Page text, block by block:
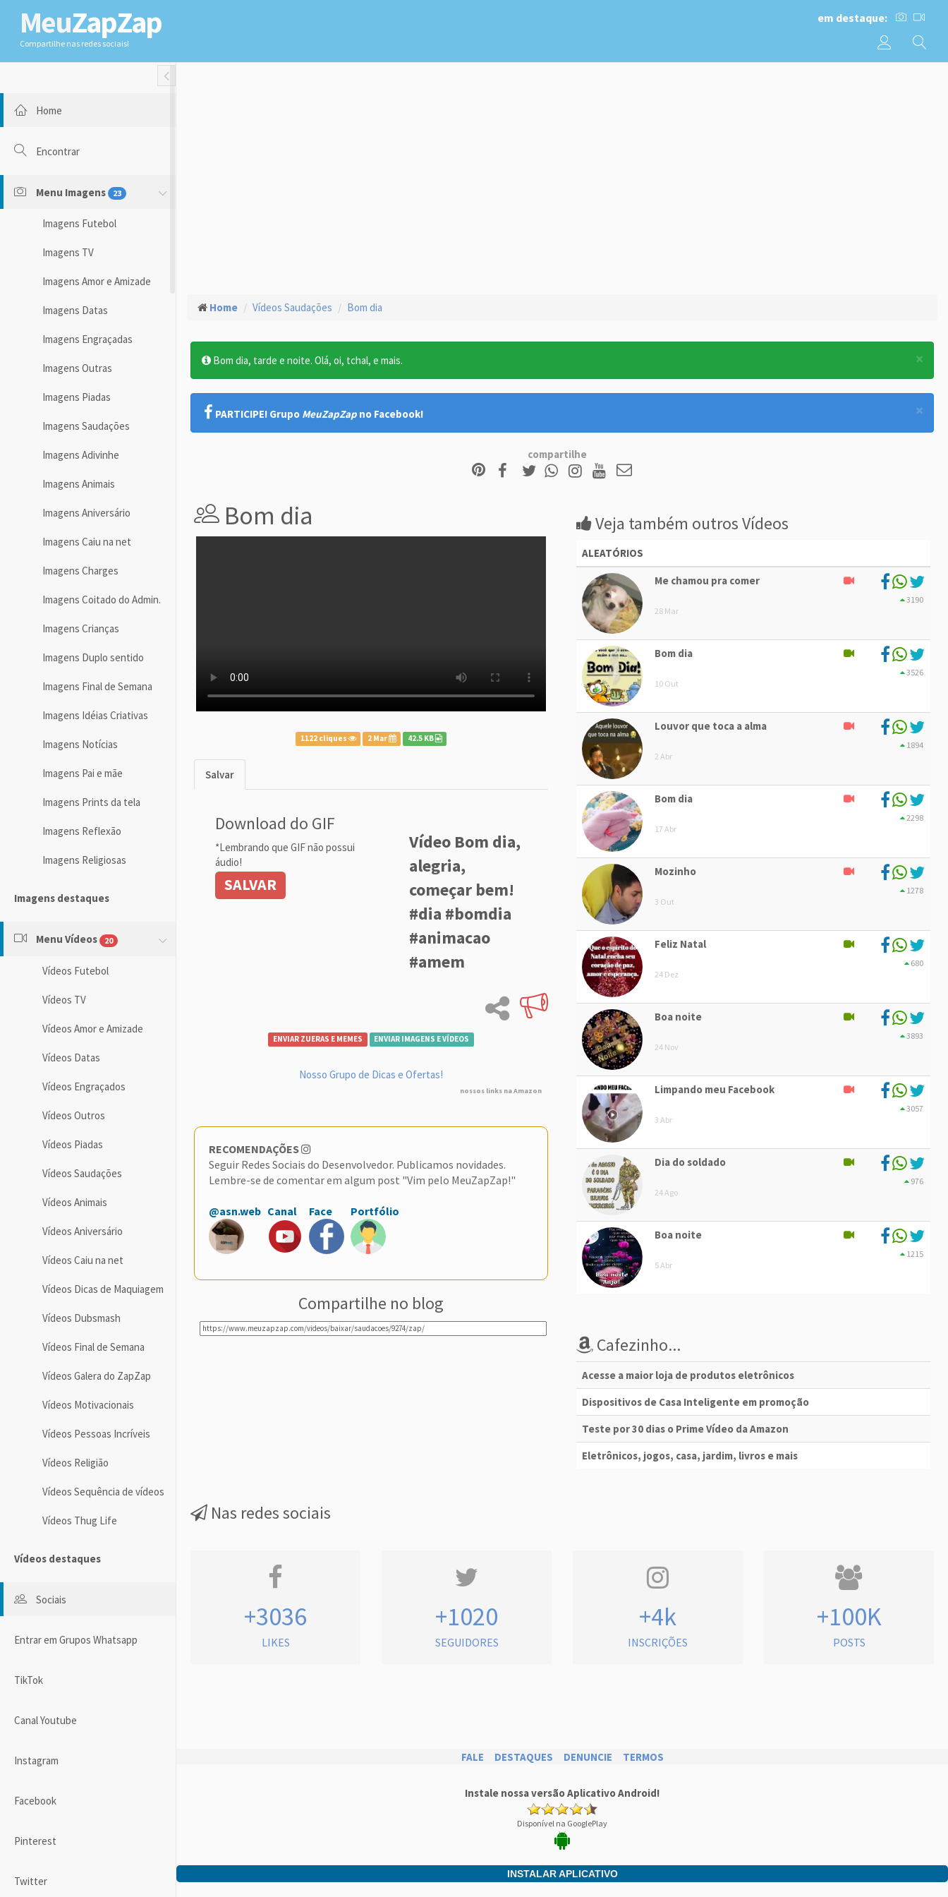
MeuZapZap
Compartilhe nas redes sociais!
em destaque:
Toggle Fullwidth
Home
Encontrar
Menu Imagens 23
Imagens Futebol
Imagens TV
Imagens Amor e Amizade
Imagens Datas
Imagens Engraçadas
Imagens Outras
Imagens Piadas
Imagens Saudações
Imagens Adivinhe
Imagens Animais
Imagens Aniversário
Imagens Caiu na net
Imagens Charges
Imagens Coitado do Admin.
Imagens Crianças
Imagens Duplo sentido
Imagens Final de Semana
Imagens Idéias Criativas
Imagens Notícias
Imagens Pai e mãe
Imagens Prints da tela
Imagens Reflexão
Imagens Religiosas
Imagens destaques
Menu Vídeos 20
Vídeos Futebol
Vídeos TV
Vídeos Amor e Amizade
Vídeos Datas
Vídeos Engraçados
Vídeos Outros
Vídeos Piadas
Vídeos Saudações
Vídeos Animais
Vídeos Aniversário
Vídeos Caiu na net
Vídeos Dicas de Maquiagem
Vídeos Dubsmash
Vídeos Final de Semana
Vídeos Galera do ZapZap
Vídeos Motivacionais
Vídeos Pessoas Incríveis
Vídeos Religião
Vídeos Sequência de vídeos
Vídeos Thug Life
Vídeos destaques
Sociais
Entrar em Grupos Whatsapp
TikTok
Canal Youtube
Instagram
Facebook
Pinterest
Twitter
Home Vídeos Saudações Bom dia
×
Bom dia, tarde e noite. Olá, oi, tchal, e mais.
×
PARTICIPE! Grupo MeuZapZap no Facebook!
compartilhe
Bom dia
1122 cliques 2 Mar 42.5 KB
Salvar
Download do GIF
*Lembrando que GIF não possui
áudio!
SALVAR
Vídeo Bom dia,
alegria,
começar bem!
#dia #bomdia
#animacao
#amem
ENVIAR ZUERAS E MEMES ENVIAR IMAGENS E VÍDEOS
Nosso Grupo de Dicas e Ofertas!
nossos links na Amazon
RECOMENDAÇÕES
Seguir Redes Sociais do Desenvolvedor. Publicamos novidades.
Lembre-se de comentar em algum post "Vim pelo MeuZapZap!"
@asn.web Canal Face Portfólio
Compartilhe no blog
Veja também outros Vídeos
ALEATÓRIOS
Me chamou pra comer
28 Mar
3190
Bom dia
10 Out
3526
Louvor que toca a alma
2 Abr
1894
Bom dia
17 Abr
2298
Mozinho
3 Out
1278
Feliz Natal
24 Dez
680
Boa noite
24 Nov
3893
Limpando meu Facebook
3 Abr
3057
Dia do soldado
24 Ago
976
Boa noite
5 Abr
1215
Cafezinho...
Acesse a maior loja de produtos eletrônicos
Dispositivos de Casa Inteligente em promoção
Teste por 30 dias o Prime Vídeo da Amazon
Eletrônicos, jogos, casa, jardim, livros e mais
Nas redes sociais
+3036
LIKES
+1020
SEGUIDORES
+4k
INSCRIÇÕES
+100K
POSTS
FALE DESTAQUES DENUNCIE TERMOS
Instale nossa versão Aplicativo Android!
Disponível na GooglePlay
INSTALAR APLICATIVO